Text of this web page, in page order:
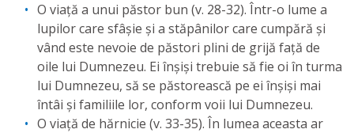
O viață a unui păstor bun (v. 28-32). Într-o lume a
lupilor care sfâșie și a stăpânilor care cumpără și
vând este nevoie de păstori plini de grijă față de
oile lui Dumnezeu. Ei înșiși trebuie să fie oi în turma
lui Dumnezeu, să se păstorească pe ei înșiși mai
întâi și familiile lor, conform voii lui Dumnezeu.
O viață de hărnicie (v. 33-35). În lumea aceasta ar